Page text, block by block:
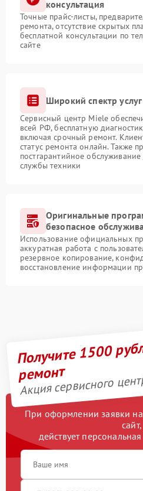
консультация
Точные прайс-листы,
ремонта, отсутствие скрытых
бесплатной консультации по
сайте
Широкий спектр услуг
Сервисный центр Miele
всей РФ, бесплатную
включая срочный ремонт.
статус ремонта онлайн. Также
постгарантийное
службы техники
Оригинальные
безопасное
Использование официальных
аккуратная работа с
резервное копирование,
восстановление информации
Получите 1500
ремонт
Акция сервисного
При оформлении заявки
сайт,
действует